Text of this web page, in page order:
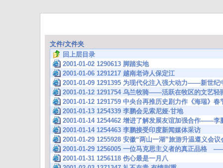
文件/文件夹
回上层目录
2001-01-02 1290613 脚踏实地
2001-01-06 1291217 越南老诗人保定江
2001-01-09 1291395 为现代化注入强大动力——新世纪
2001-01-12 1291754 乌兰牧骑——活跃在牧区的文艺轻
2001-01-12 1291759 中央台再推历史剧力作《海瑞》春
2001-01-13 1254339 李鹏会见索尼娅·甘地
2001-01-14 1254462 增进了解发展友谊加强合作——李
2001-01-14 1254463 李鹏接受印度新闻媒体采访
2001-01-29 1255928 安徽“两山一湖”旅游升温遵义会议
2001-01-29 1256005 一位马克思主义者的真正品格
2001-01-31 1256118 伤心最是一月八